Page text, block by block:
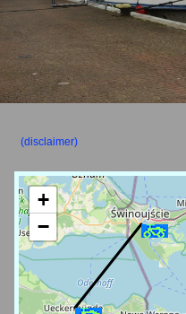
(disclaimer)
+
−